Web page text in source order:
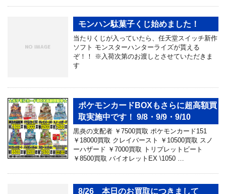
モンハン駄菓子くじ始めました！
当たりくじが入っていたら、任天堂スイッチ新作
ソフト モンスターハンターライズが貰える
ぞ！！ ※入荷次第のお渡しとさせていただきま
す
ポケモンカードBOXもさらに超高額買
取実施中です！ 9/8・9/9・9/10
黒炎の支配者 ￥7500買取 ポケモンカード151
￥18000買取 クレイバースト ￥10500買取 スノ
ーハザード ￥7000買取 トリプレットビート
￥8500買取 バイオレットEX \1050 …
8/26 本日のお買取につきまして